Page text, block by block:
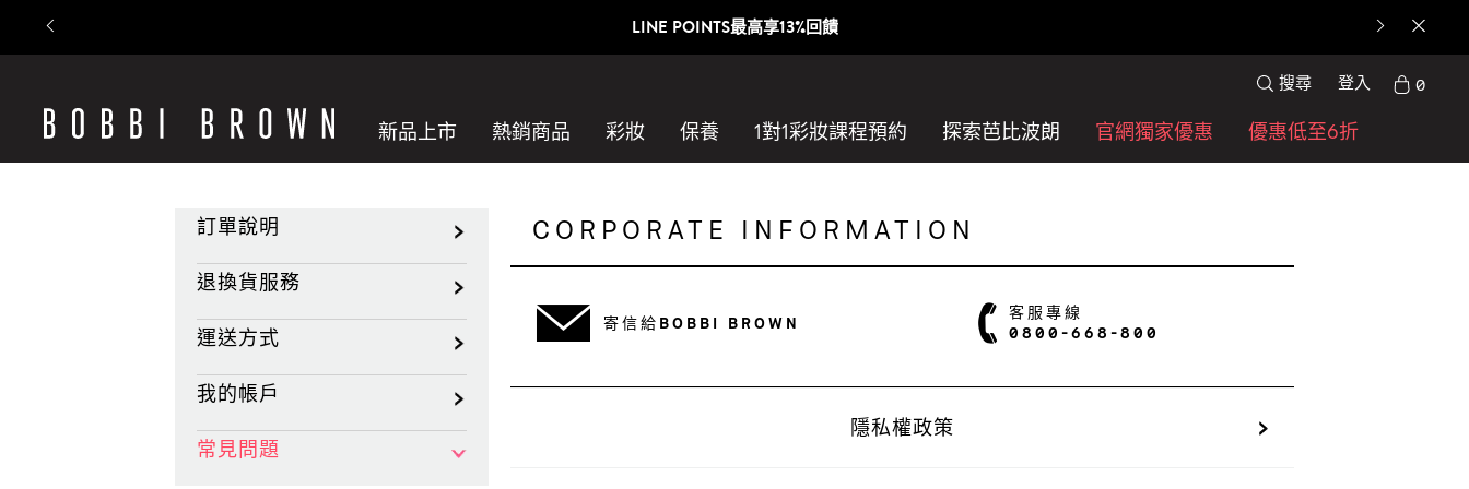
LINE POINTS最高享13%回饋
新品上市 熱銷商品 彩妝 保養 1對1彩妝課程預約​ 探索芭比波朗 官網獨家優惠 優惠低至6折
搜尋 登入 0
CORPORATE INFORMATION
訂單說明
退換貨服務
運送方式
我的帳戶
常見問題
寄信給BOBBI BROWN
客服專線
0800-668-800
隱私權政策